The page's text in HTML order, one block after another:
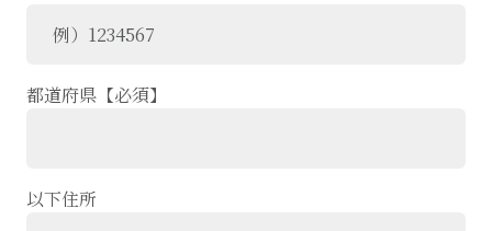
都道府県【必須】
以下住所